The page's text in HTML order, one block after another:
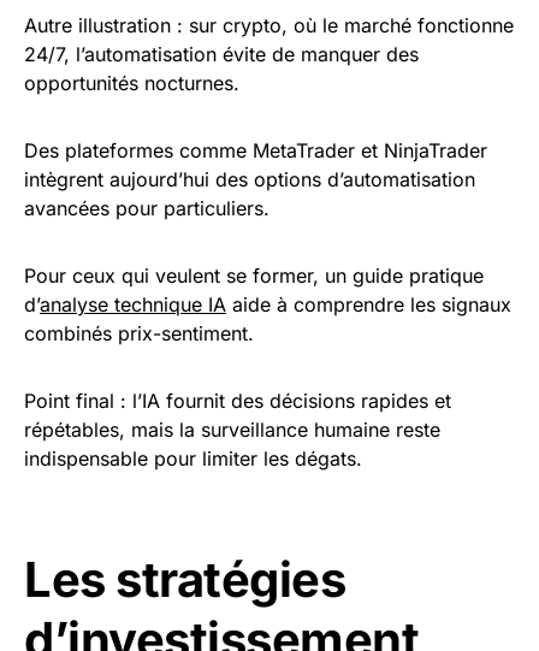
Autre illustration : sur crypto, où le marché fonctionne
24/7, l’automatisation évite de manquer des
opportunités nocturnes.
Des plateformes comme MetaTrader et NinjaTrader
intègrent aujourd’hui des options d’automatisation
avancées pour particuliers.
Pour ceux qui veulent se former, un guide pratique
d’analyse technique IA aide à comprendre les signaux
combinés prix-sentiment.
Point final : l’IA fournit des décisions rapides et
répétables, mais la surveillance humaine reste
indispensable pour limiter les dégats.
Les stratégies